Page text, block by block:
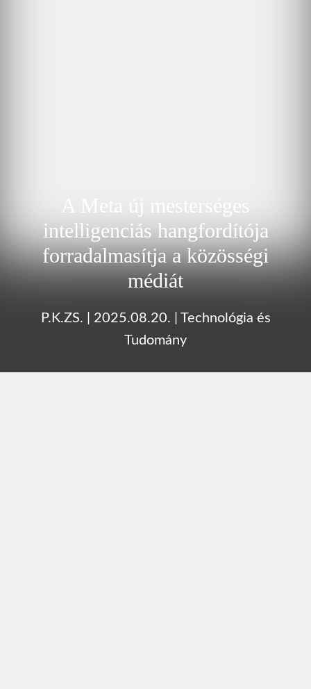
intelligenciás hangfordítója
forradalmasítja a közösségi
médiát
P.K.ZS. 2025.08.20.
Technológia és
Tudomány